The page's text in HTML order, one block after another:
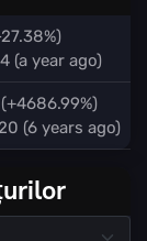
(a year ago)
(6 years ago)